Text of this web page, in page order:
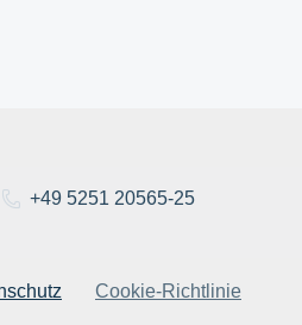
+49 5251 20565-25
Cookie-Richtlinie